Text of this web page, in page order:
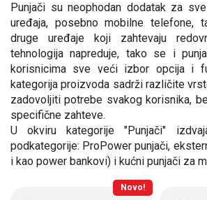
Punjači su neophodan dodatak za
uređaja, posebno mobilne telefone,
druge uređaje koji zahtevaju
tehnologija napreduje, tako se i
korisnicima sve veći izbor opcija i
kategorija proizvoda sadrži različite
zadovoljiti potrebe svakog korisnika,
specifične zahteve.
U okviru kategorije "Punjači"
podkategorije: ProPower punjači,
i kao power bankovi) i kućni punjači za
Novo!